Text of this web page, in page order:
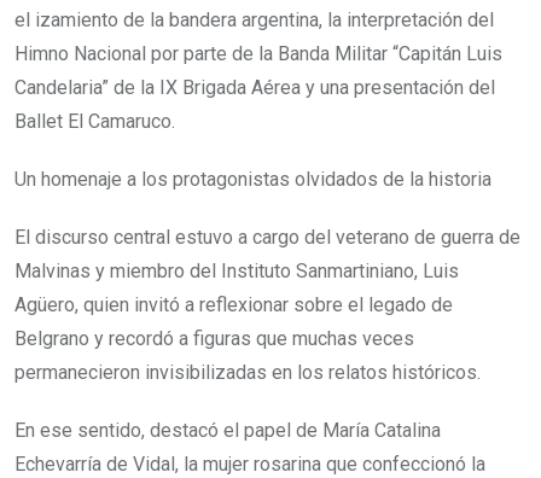
el izamiento de la bandera argentina, la interpretación del
Himno Nacional por parte de la Banda Militar “Capitán Luis
Candelaria” de la IX Brigada Aérea y una presentación del
Ballet El Camaruco.
Un homenaje a los protagonistas olvidados de la historia
El discurso central estuvo a cargo del veterano de guerra de
Malvinas y miembro del Instituto Sanmartiniano, Luis
Agüero, quien invitó a reflexionar sobre el legado de
Belgrano y recordó a figuras que muchas veces
permanecieron invisibilizadas en los relatos históricos.
En ese sentido, destacó el papel de María Catalina
Echevarría de Vidal, la mujer rosarina que confeccionó la